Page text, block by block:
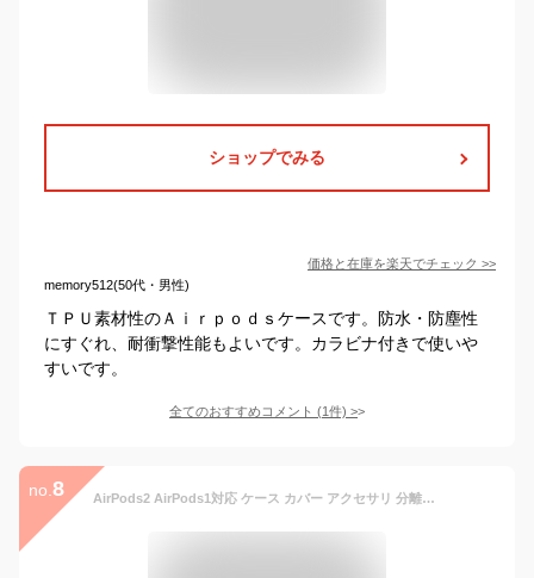
ショップでみる
価格と在庫を楽天でチェック >>
memory512(50代・男性)
ＴＰＵ素材性のＡｉｒｐｏｄｓケースです。防水・防塵性
にすぐれ、耐衝撃性能もよいです。カラビナ付きで使いや
すいです。
全てのおすすめコメント (1件) >
no. 8 AirPods2 AirPods1対応 ケース カバー アクセサリ 分離式 上下分離タイプ 耐衝撃性 防水 落下防止 ワイヤレス充電 TPU素材 カラビナ付き ソフト クリア 透明